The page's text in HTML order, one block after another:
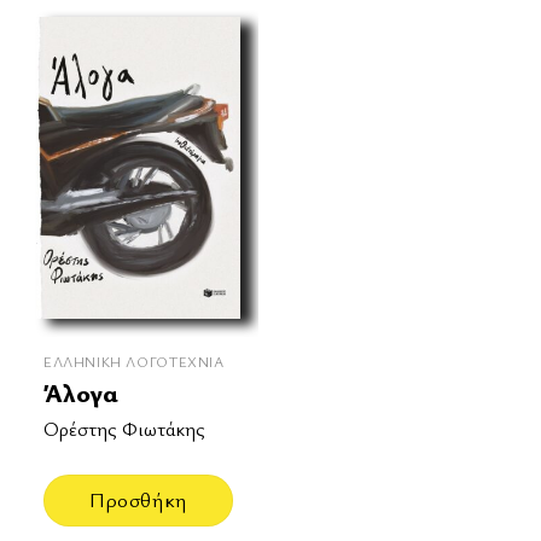
ΕΛΛΗΝΙΚΉ ΛΟΓΟΤΕΧΝΊΑ
Άλογα
Ορέστης Φιωτάκης
Προσθήκη